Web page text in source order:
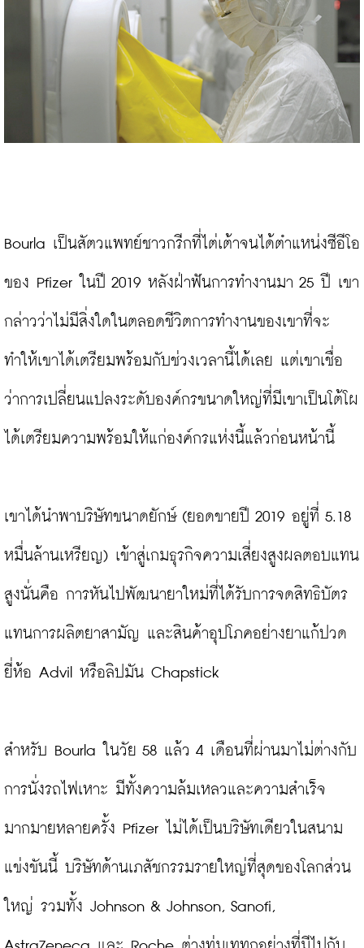
Bourla เป็นสัตวแพทย์ชาวกรีกที่ไต่เต้าจนได้ตำแหน่งซีอีโอ
ของ Pfizer ในปี 2019 หลังฝ่าฟันการทำงานมา 25 ปี เขา
กล่าวว่าไม่มีสิ่งใดในตลอดชีวิตการทำงานของเขาที่จะ
ทำให้เขาได้เตรียมพร้อมกับช่วงเวลานี้ได้เลย แต่เขาเชื่อ
ว่าการเปลี่ยนแปลงระดับองค์กรขนาดใหญ่ที่มีเขาเป็นโต้โผ
ได้เตรียมความพร้อมให้แก่องค์กรแห่งนี้แล้วก่อนหน้านี้
เขาได้นำพาบริษัทขนาดยักษ์ (ยอดขายปี 2019 อยู่ที่ 5.18
หมื่นล้านเหรียญ) เข้าสู่เกมธุรกิจความเสี่ยงสูงผลตอบแทน
สูงนั่นคือ การหันไปพัฒนายาใหม่ที่ได้รับการจดสิทธิบัตร
แทนการผลิตยาสามัญ และสินค้าอุปโภคอย่างยาแก้ปวด
ยี่ห้อ Advil หรือลิปมัน Chapstick
สำหรับ Bourla ในวัย 58 แล้ว 4 เดือนที่ผ่านมาไม่ต่างกับ
การนั่งรถไฟเหาะ มีทั้งความล้มเหลวและความสำเร็จ
มากมายหลายครั้ง Pfizer ไม่ได้เป็นบริษัทเดียวในสนาม
แข่งขันนี้ บริษัทด้านเภสัชกรรมรายใหญ่ที่สุดของโลกส่วน
ใหญ่ รวมทั้ง Johnson & Johnson, Sanofi,